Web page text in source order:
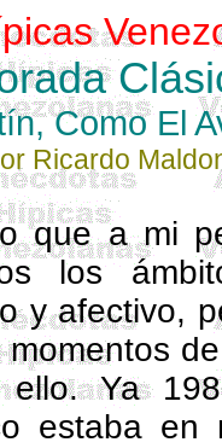
Como El
Ricardo
que a mi
los
y afectivo,
Ya
estaba